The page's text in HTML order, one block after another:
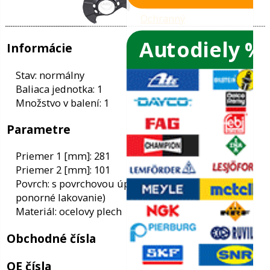
oleja
Informácie
Autodiely %